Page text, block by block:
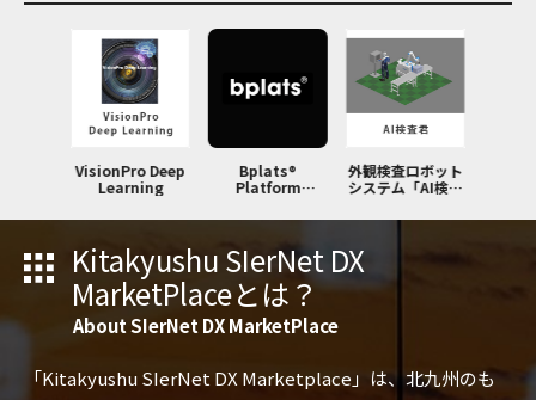
VisionPro Deep
Learning
Bplats®
Platform
外観検査ロボット
システム「AI検査
Kitakyushu SIerNet DX
MarketPlaceとは？
About SIerNet DX MarketPlace
「Kitakyushu SIerNet DX Marketplace」は、北九州のも